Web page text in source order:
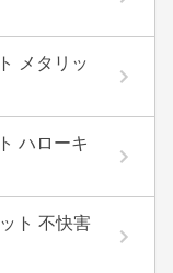
メタリッ
ハローキ
ト 不快害